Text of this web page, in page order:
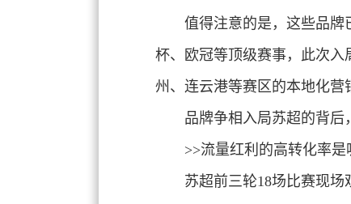
值得注意的是，这些品牌
杯、欧冠等顶级赛事，此次
州、连云港等赛区的本地化营
品牌争相入局苏超的背后
>>流量红利的高转化率是
苏超前三轮18场比赛现场